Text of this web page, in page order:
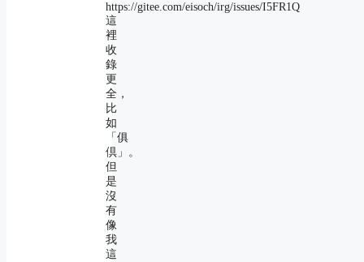
https://gitee.com/eisoch/irg/issues/I5FR1Q
這
裡
收
錄
更
全，
比
如
「俱
倶」。
但
是
沒
有
像
我
這